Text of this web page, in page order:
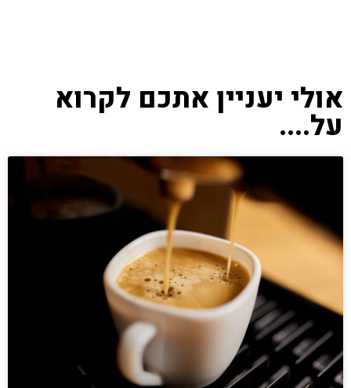
אולי יעניין אתכם לקרוא
על....